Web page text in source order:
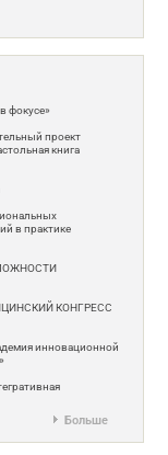
фокусе»
проект
книга
в практике
КОНГРЕСС
инновационной
Больше